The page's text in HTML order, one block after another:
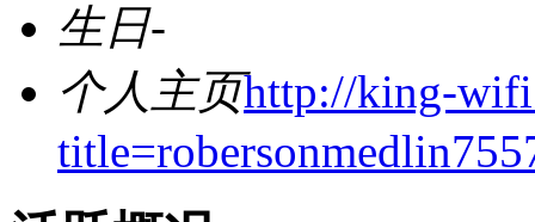
生日-
个人主页http://king-